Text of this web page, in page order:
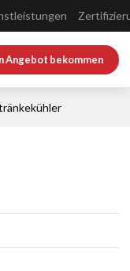
Angebot bekommen